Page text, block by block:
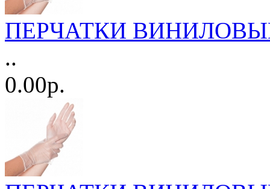
ПЕРЧАТКИ ВИНИЛОВЫЕ
..
0.00р.